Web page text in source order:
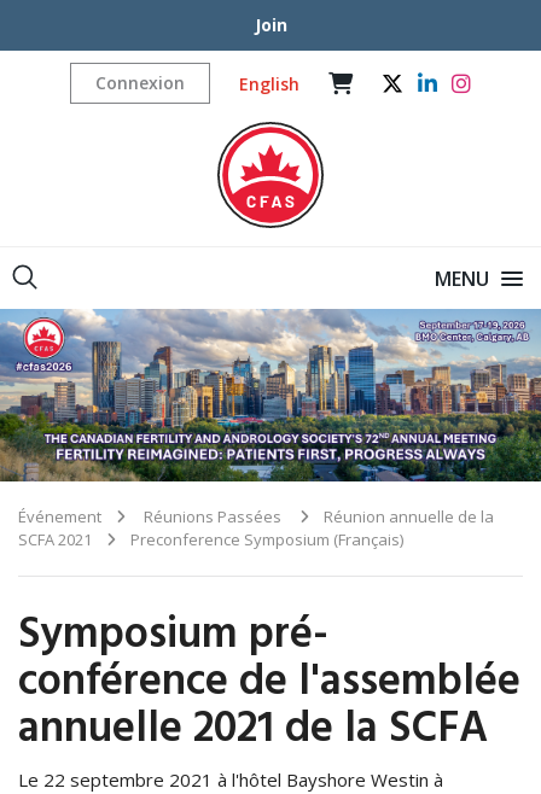
Join
Connexion English
MENU
Événement Réunions Passées
Réunion annuelle de la
SCFA 2021
Preconference Symposium (Français)
Symposium pré-
conférence de l'assemblée
annuelle 2021 de la SCFA
Le 22 septembre 2021 à l'hôtel Bayshore Westin à